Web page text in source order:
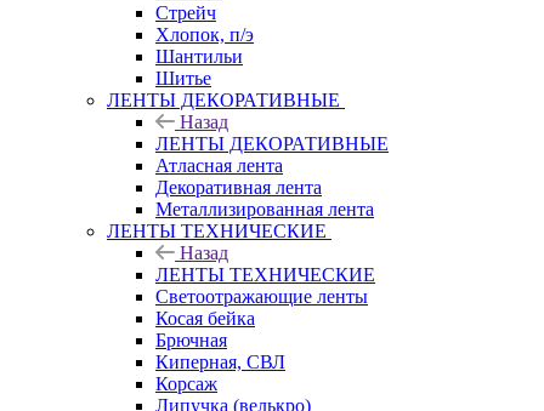
Стрейч
Хлопок, п/э
Шантильи
Шитье
ЛЕНТЫ ДЕКОРАТИВНЫЕ
Назад
ЛЕНТЫ ДЕКОРАТИВНЫЕ
Атласная лента
Декоративная лента
Металлизированная лента
ЛЕНТЫ ТЕХНИЧЕСКИЕ
Назад
ЛЕНТЫ ТЕХНИЧЕСКИЕ
Светоотражающие ленты
Косая бейка
Брючная
Киперная, СВЛ
Корсаж
Липучка (велькро)